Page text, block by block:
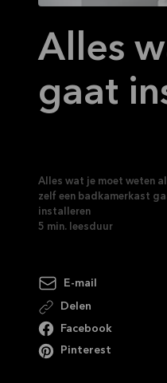
Alles
gaat
Alles wat je moet weten
zelf een badkamerkast
installeren
5 min. leesduur
E-mail
Delen
Facebook
Pinterest